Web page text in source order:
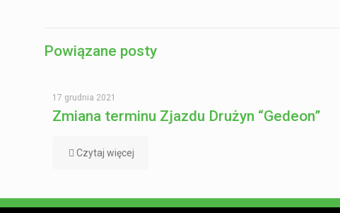
Powiązane posty
17 grudnia 2021
Zmiana terminu Zjazdu Drużyn “Gedeon”
Czytaj więcej